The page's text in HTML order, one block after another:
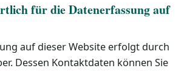
für die Datenerfassung auf
auf dieser Website erfolgt durch
Dessen Kontaktdaten können Sie